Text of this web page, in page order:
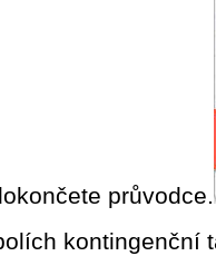
průvodce.
kontingenční